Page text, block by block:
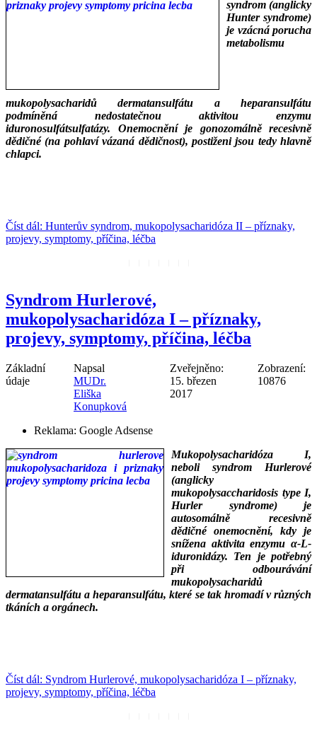
syndrom (anglicky
Hunter syndrome)
je vzácná porucha
metabolismu
mukopolysacharidů dermatansulfátu a heparansulfátu
podmíněná nedostatečnou aktivitou enzymu
iduronosulfátsulfatázy. Onemocnění je gonozomálně recesivně
dědičné (na pohlaví vázaná dědičnost), postiženi jsou tedy hlavně
chlapci.
Číst dál: Hunterův syndrom, mukopolysacharidóza II – příznaky,
projevy, symptomy, příčina, léčba
Syndrom Hurlerové,
mukopolysacharidóza I – příznaky,
projevy, symptomy, příčina, léčba
Základní
údaje
Napsal
MUDr.
Eliška
Konupková
Zveřejněno:
15. březen
2017
Zobrazení:
10876
Reklama: Google Adsense
Mukopolysacharidóza I,
neboli syndrom Hurlerové
(anglicky
mukopolysaccharidosis type I,
Hurler syndrome) je
autosomálně recesivně
dědičné onemocnění, kdy je
snížena aktivita enzymu α-L-
iduronidázy. Ten je potřebný
při odbourávání
mukopolysacharidů
dermatansulfátu a heparansulfátu, které se tak hromadí v různých
tkáních a orgánech.
Číst dál: Syndrom Hurlerové, mukopolysacharidóza I – příznaky,
projevy, symptomy, příčina, léčba